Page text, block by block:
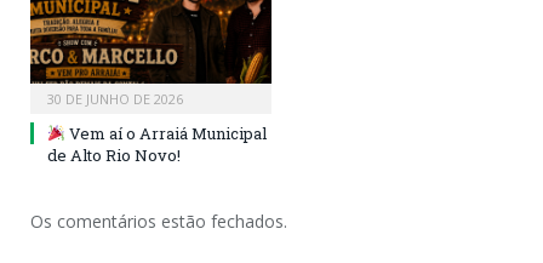
30 DE JUNHO DE 2026
Vem aí o Arraiá Municipal
de Alto Rio Novo!
Os comentários estão fechados.